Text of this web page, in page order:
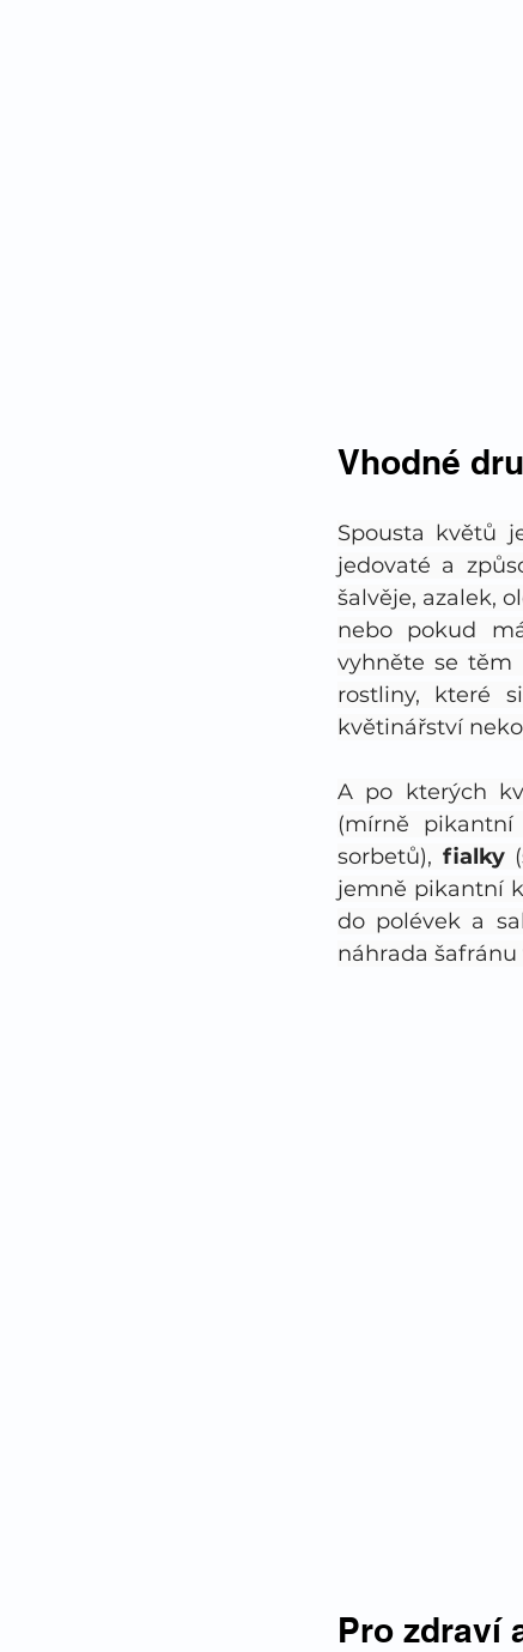
Vhodné
Spousta květů
jedovaté a
šalvěje, azalek,
nebo pokud
vyhněte se těm
rostliny, které
květinářství
A po kterých
(mírně
sorbetů), fialky
jemně pikantní
do polévek a
náhrada
Pro zdraví